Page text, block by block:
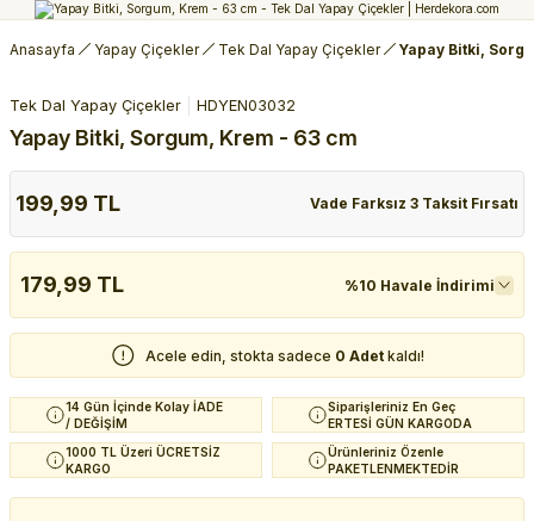
Anasayfa Yapay Çiçekler Tek Dal Yapay Çiçekler Yapay Bitki,
Tek Dal Yapay Çiçekler HDYEN03032
Yapay Bitki, Sorgum, Krem - 63 cm
199,99 TL Vade Farksız 3 Taksit Fırsatı
179,99 TL %10 Havale İndirimi
Acele edin, stokta sadece 0 Adet kaldı!
14 Gün İçinde Kolay İADE
/ DEĞİŞİM
Siparişleriniz En Geç
ERTESİ GÜN KARGODA
1000 TL Üzeri ÜCRETSİZ
KARGO
Ürünleriniz Özenle
PAKETLENMEKTEDİR